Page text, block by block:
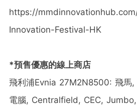
https://
Innovation-Festival-HK
*預售優惠的線上商店
飛利浦Evnia 27M2N8500: 飛馬
電腦, Centralfield, CEC,